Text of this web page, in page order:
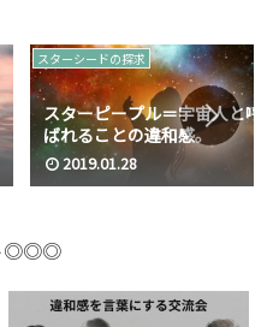
スターシードの探求
スターピープル＝宇宙人と呼
ばれることの違和感。
2019.01.28
◎◎◎